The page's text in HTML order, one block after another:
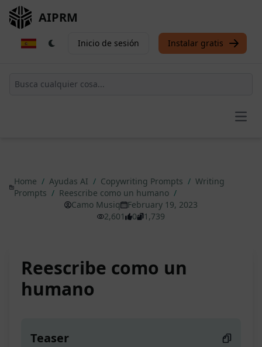
AIPRM
Inicio de sesión Instalar gratis
Home / Ayudas AI / Copywriting Prompts / Writing
Prompts / Reescribe como un humano /
Camo Musiq
February 19, 2023
2,601
0 1,739
Reescribe como un
humano
Teaser